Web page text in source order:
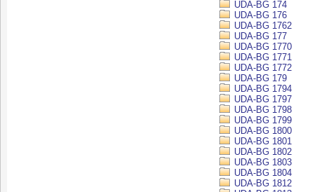
UDA-BG 174
UDA-BG 176
UDA-BG 1762
UDA-BG 177
UDA-BG 1770
UDA-BG 1771
UDA-BG 1772
UDA-BG 179
UDA-BG 1794
UDA-BG 1797
UDA-BG 1798
UDA-BG 1799
UDA-BG 1800
UDA-BG 1801
UDA-BG 1802
UDA-BG 1803
UDA-BG 1804
UDA-BG 1812